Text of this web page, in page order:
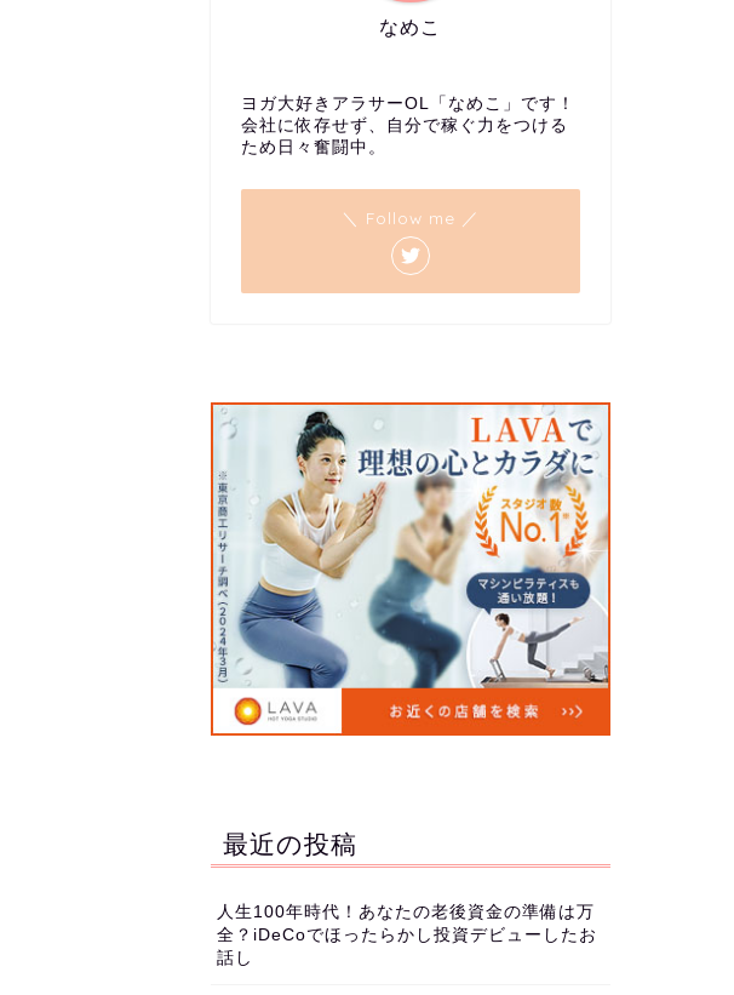
なめこ
ヨガ大好きアラサーOL「なめこ」です！
会社に依存せず、自分で稼ぐ力をつける
ため日々奮闘中。
＼ Follow me ／
最近の投稿
人生100年時代！あなたの老後資金の準備は万
全？iDeCoでほったらかし投資デビューしたお
話し